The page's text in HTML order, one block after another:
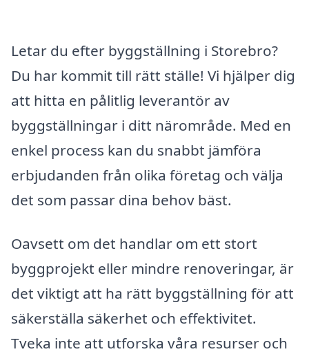
Letar du efter byggställning i Storebro?
Du har kommit till rätt ställe! Vi hjälper dig
att hitta en pålitlig leverantör av
byggställningar i ditt närområde. Med en
enkel process kan du snabbt jämföra
erbjudanden från olika företag och välja
det som passar dina behov bäst.
Oavsett om det handlar om ett stort
byggprojekt eller mindre renoveringar, är
det viktigt att ha rätt byggställning för att
säkerställa säkerhet och effektivitet.
Tveka inte att utforska våra resurser och